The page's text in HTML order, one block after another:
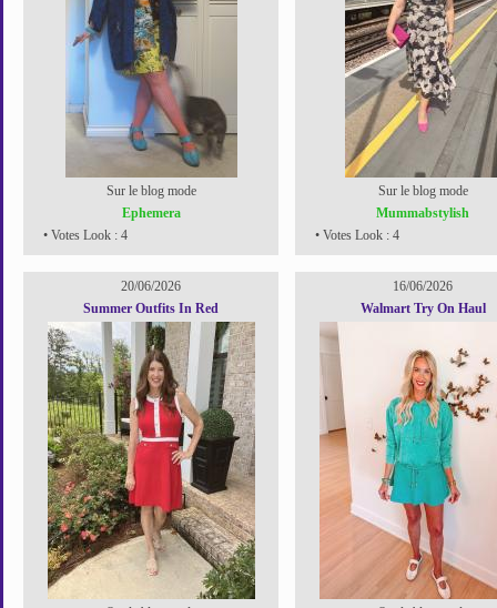
Sur le blog mode
Ephemera
• Votes Look : 4
Sur le blog mode
Mummabstylish
• Votes Look : 4
20/06/2026
Summer Outfits In Red
16/06/2026
Walmart Try On Haul